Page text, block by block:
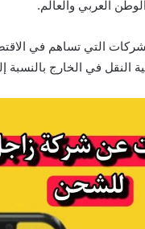
العربي والعالم.
التي تساهم في
النقل في الخارج بالنسبة